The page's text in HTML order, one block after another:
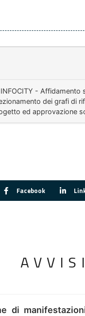
- Affidamento
dei grafi di
ed approvazione
Facebook
di